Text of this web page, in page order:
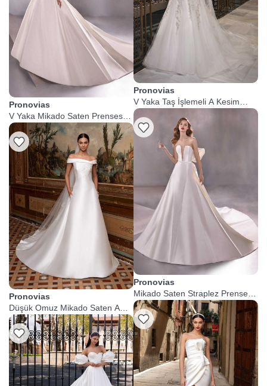
Pronovias
V Yaka Mikado Saten Prenses
Gelinlik
Pronovias
Düşük Omuz Mikado Saten A
Kesim Gelinlik
Pronovias
V Yaka Taş İşlemeli A Kesim
Gelinlik
Pronovias
Mikado Saten Straplez Prenses
Gelinlik